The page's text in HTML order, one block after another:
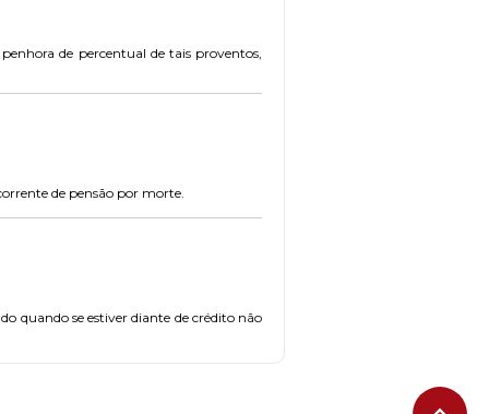
de percentual de tais proventos,
de pensão por morte.
quando se estiver diante de crédito não